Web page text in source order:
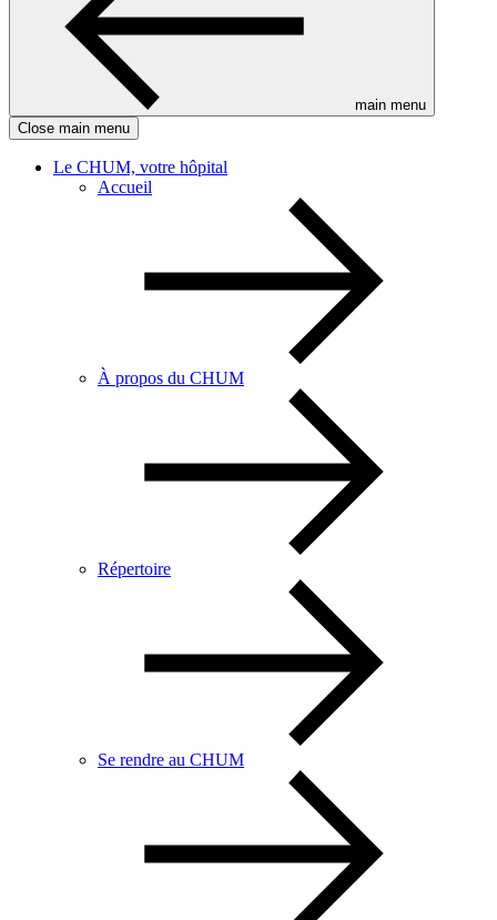
main menu
Close main menu
Le CHUM, votre hôpital
Accueil
À propos du CHUM
Répertoire
Se rendre au CHUM